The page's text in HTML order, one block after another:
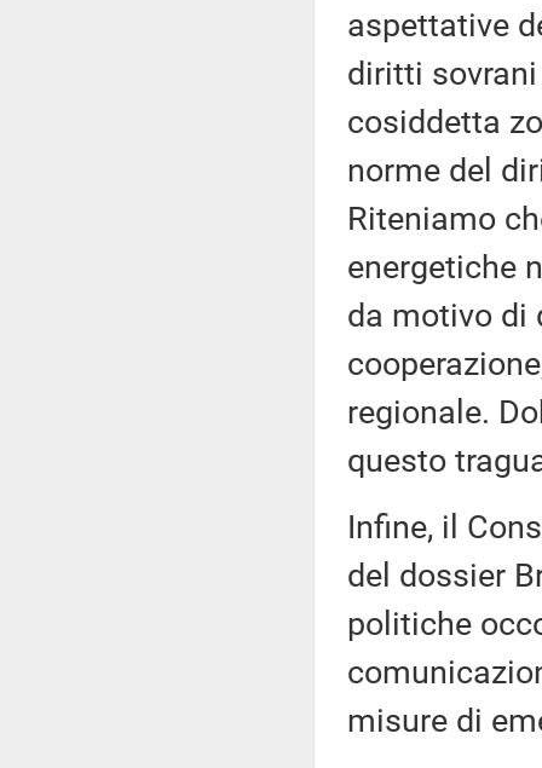
aspettative
diritti
cosiddetta
norme del
Riteniamo
energetiche
da motivo di
regionale.
questo
Infine, il
del dossier
politiche
misure di